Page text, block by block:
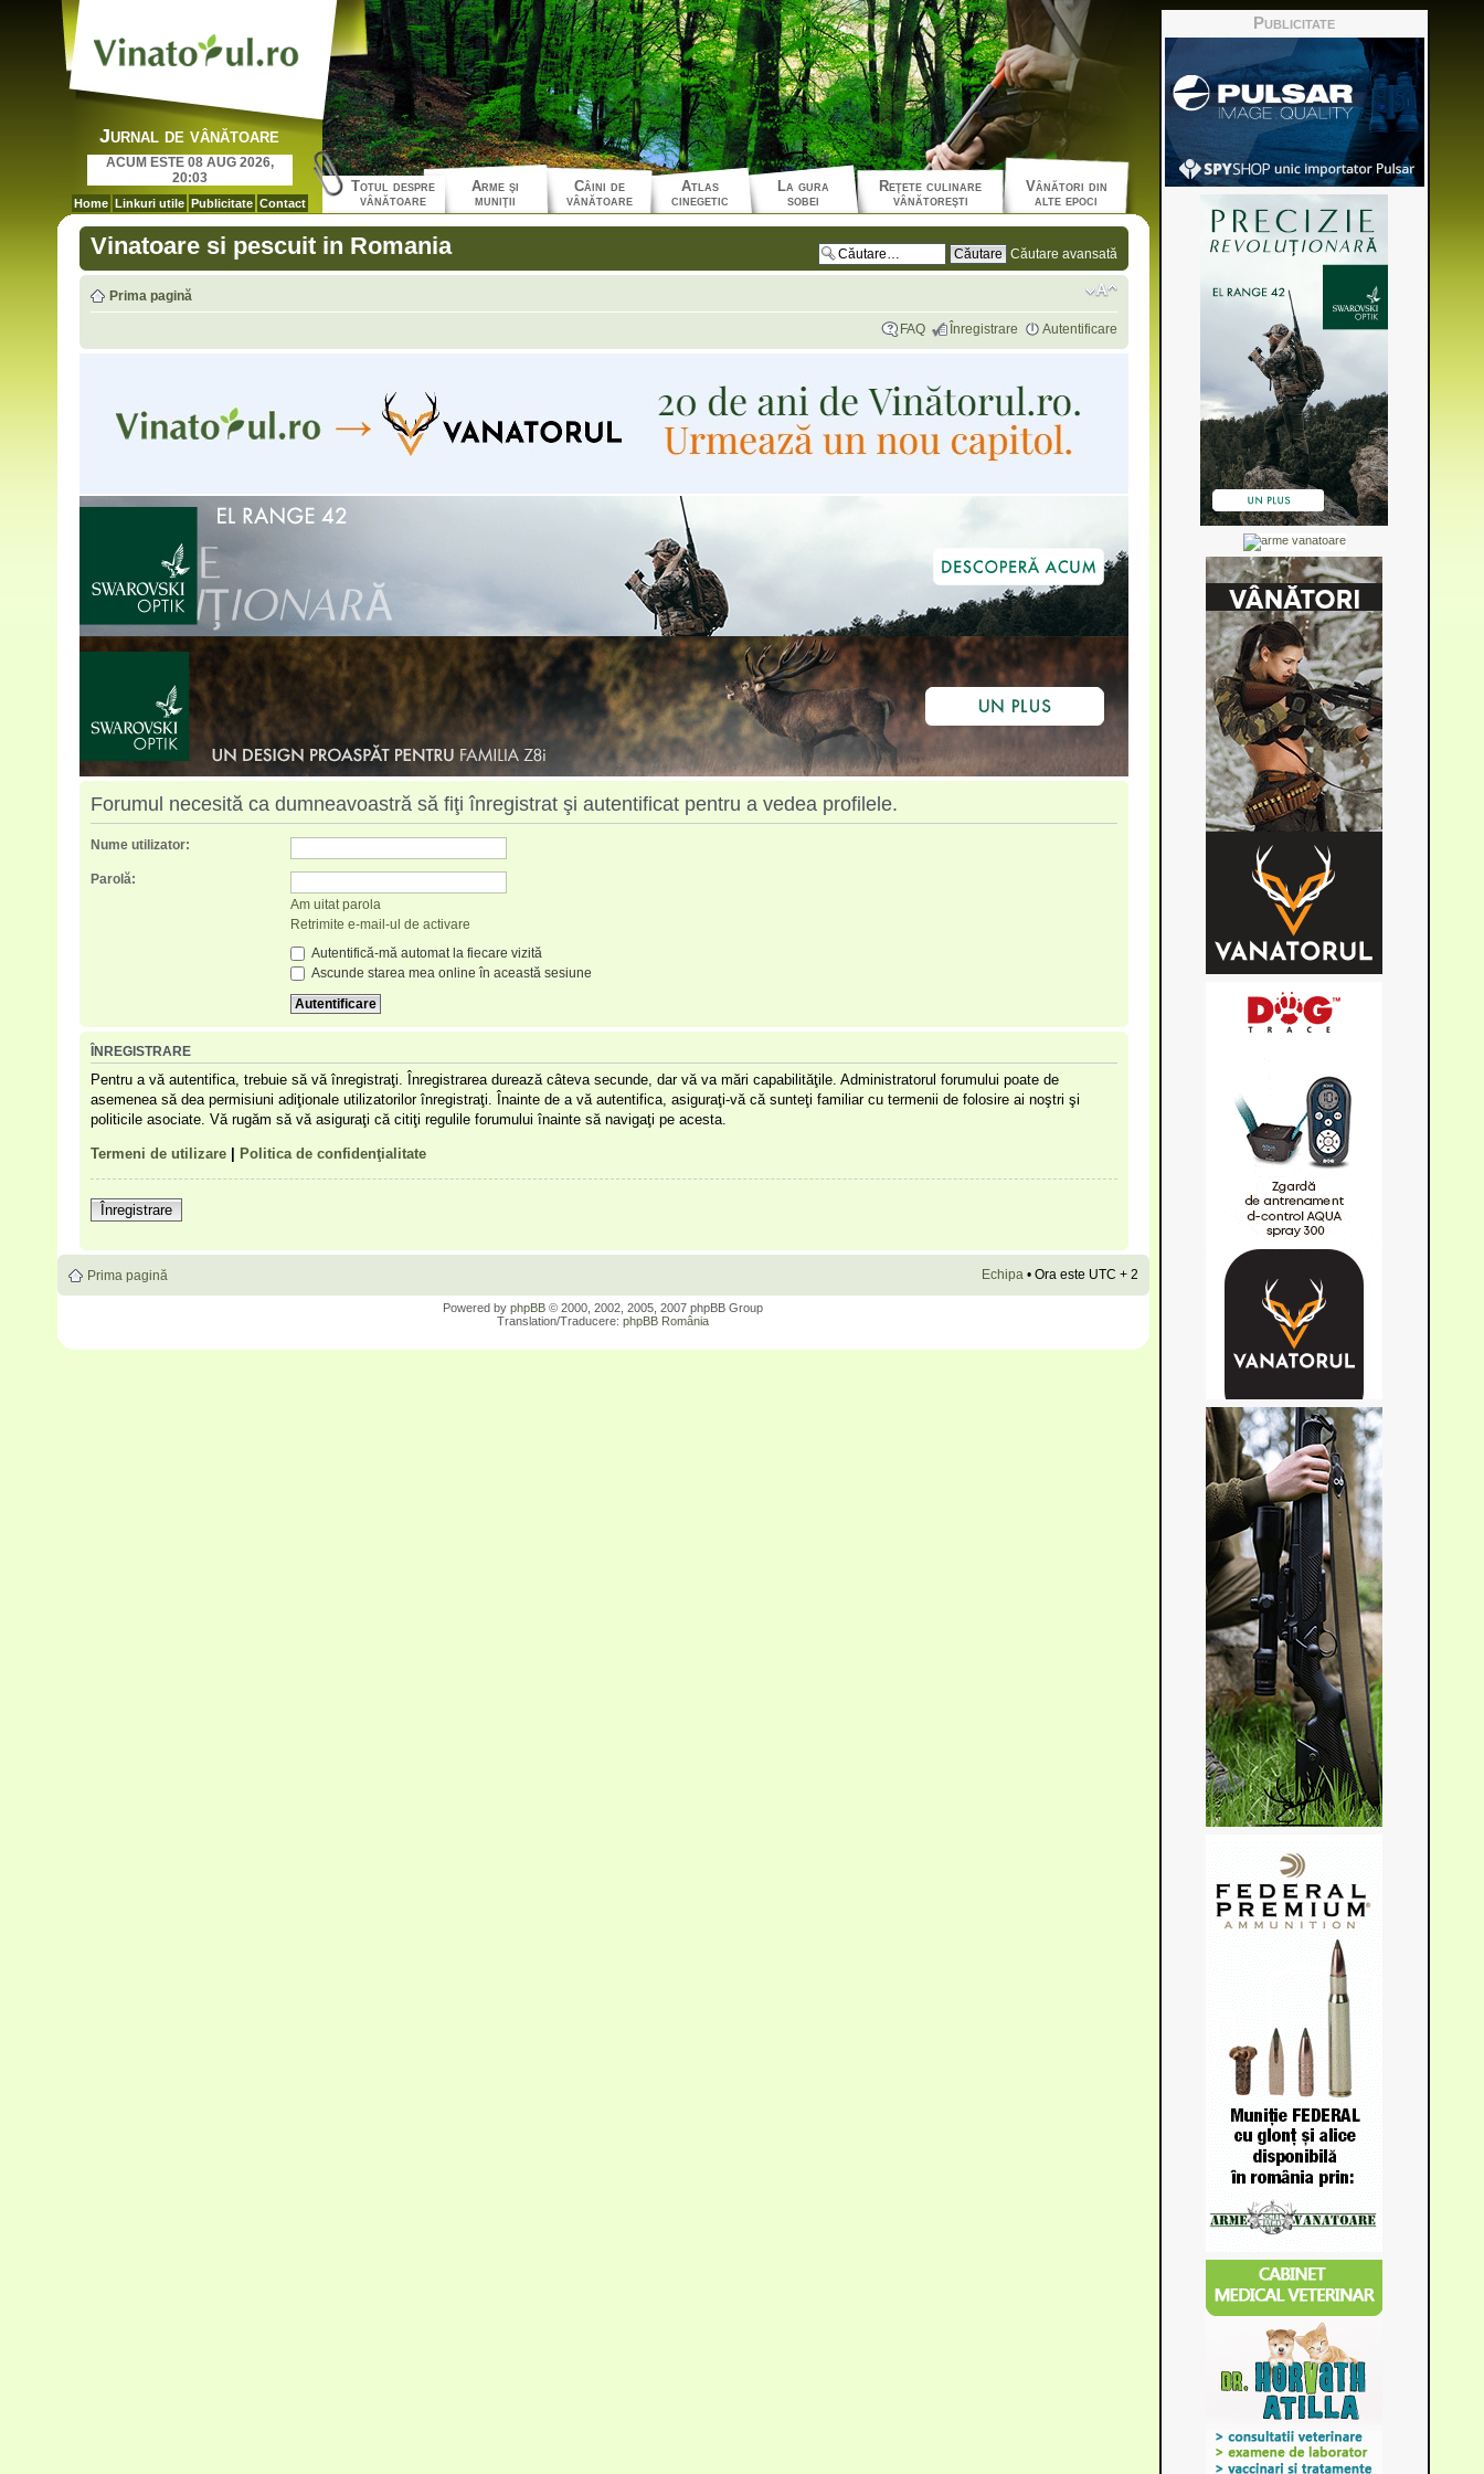
Jurnal de vânătoare
ACUM ESTE 08 AUG 2026,
20:03
Home Linkuri utile Publicitate Contact
Totul despre
vânătoare
Arme şi
muniţii
Câini de
vânătoare
Atlas
cinegetic
La gura
sobei
Reţete culinare
vânătoreşti
Vânători din
alte epoci
Vinatoare si pescuit in Romania Căutare avansată
Prima pagină
FAQ Înregistrare Autentificare
Forumul necesită ca dumneavoastră să fiţi înregistrat şi autentificat pentru a vedea profilele.
Nume utilizator:
Parolă:
Am uitat parola
Retrimite e-mail-ul de activare
Autentifică-mă automat la fiecare vizită
Ascunde starea mea online în această sesiune
ÎNREGISTRARE
Pentru a vă autentifica, trebuie să vă înregistraţi. Înregistrarea durează câteva secunde, dar vă va mări capabilităţile. Administratorul forumului poate de
asemenea să dea permisiuni adiţionale utilizatorilor înregistraţi. Înainte de a vă autentifica, asiguraţi-vă că sunteţi familiar cu termenii de folosire ai noştri şi
politicile asociate. Vă rugăm să vă asiguraţi că citiţi regulile forumului înainte să navigaţi pe acesta.
Termeni de utilizare| Politica de confidenţialitate
Înregistrare
Prima pagină Echipa• Ora este UTC + 2
Powered by phpBB © 2000, 2002, 2005, 2007 phpBB Group
Translation/Traducere: phpBB România
Publicitate